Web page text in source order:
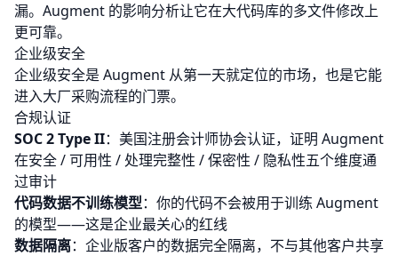
漏。Augment 的影响分析让它在大代码库的多文件修改上
更可靠。
企业级安全
企业级安全是 Augment 从第一天就定位的市场，也是它能
进入大厂采购流程的门票。
合规认证
SOC 2 Type II：美国注册会计师协会认证，证明 Augment
在安全 / 可用性 / 处理完整性 / 保密性 / 隐私性五个维度通
过审计
代码数据不训练模型：你的代码不会被用于训练 Augment
的模型——这是企业最关心的红线
数据隔离：企业版客户的数据完全隔离，不与其他客户共享